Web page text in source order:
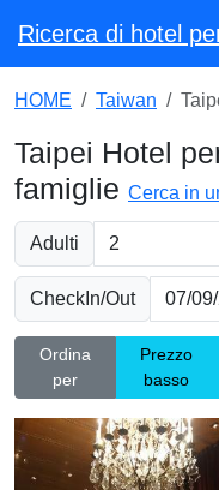
Ricerca di hotel
HOME Taiwan
Taipei Hotel
famiglie Cerca in
Adulti
CheckIn/Out
Ordina
per
Prezzo
basso